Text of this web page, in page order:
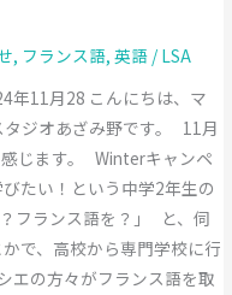
, フランス語,英語 / LSA
年11月28 こんにちは、マ
ジオあざみ野です。 11月
じます。 Winterキャンペ
たい！という中学2年生の
フランス語を？」 と、伺
で、高校から専門学校に行
エの方々がフランス語を取